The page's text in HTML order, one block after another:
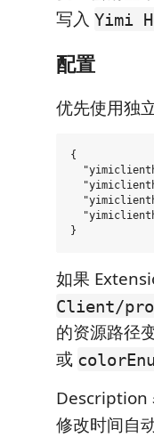
写入 Yimi
配置
优先使用独
{
如果
Client/
的资源路径
或
Description
修改时间自